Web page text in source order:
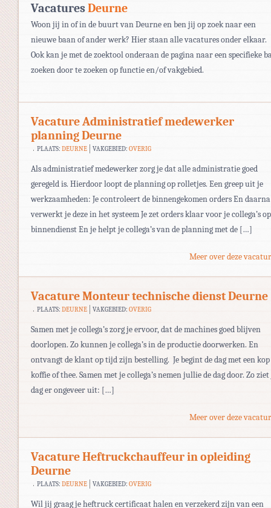
VacaturesDeurne
Woon jij in of in de buurt van Deurne en ben jij op zoek naar een
nieuwe baan of ander werk? Hier staan alle vacatures onder elkaar.
Ook kan je met de zoektool onderaan de pagina naar een specifieke
zoeken door te zoeken op functie en/of vakgebied.
Vacature Administratief medewerker
planning Deurne
PLAATS: DEURNE VAKGEBIED:OVERIG
Als administratief medewerker zorg je dat alle administratie goed
geregeld is. Hierdoor loopt de planning op rolletjes. Een greep uit je
werkzaamheden: Je controleert de binnengekomen orders En daarna
verwerkt je deze in het systeem Je zet orders klaar voor je collega’s
binnendienst En je helpt je collega’s van de planning met de […]
Meer over deze
Vacature Monteur technische dienst Deurne
PLAATS: DEURNE VAKGEBIED:OVERIG
Samen met je collega’s zorg je ervoor, dat de machines goed blijven
doorlopen. Zo kunnen je collega’s in de productie doorwerken. En
ontvangt de klant op tijd zijn bestelling. Je begint de dag met een kop
koffie of thee. Samen met je collega’s nemen jullie de dag door. Zo ziet
dag er ongeveer uit: […]
Meer over deze
Vacature Heftruckchauffeur in opleiding
Deurne
PLAATS: DEURNE VAKGEBIED:OVERIG
Wil jij graag je heftruck certificaat halen en verzekerd zijn van een